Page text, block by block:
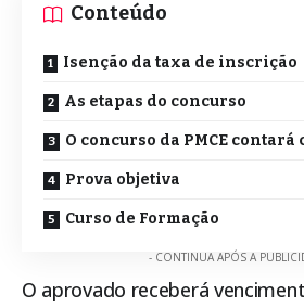
Conteúdo
Isenção da taxa de inscrição
As etapas do concurso
O concurso da PMCE contará
Prova objetiva
Curso de Formação
- CONTINUA APÓS A
O aprovado receberá